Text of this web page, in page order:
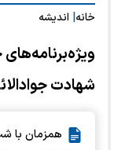
خانه اندیشه
شهادت
همزمان با